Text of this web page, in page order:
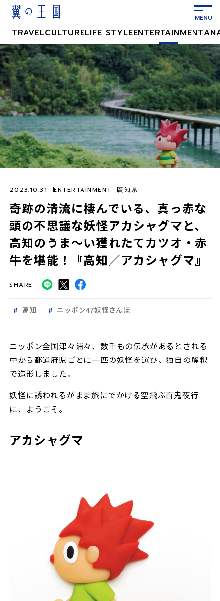
ン
テ
ン
ツ
に
ス
キ
ッ
プ
TRAVELCULTURELIFE STYLEENTERTAINMENT
奇跡の清流に棲んでいる、真っ赤な
頭の不思議な妖怪アカシャグマと、
高知のうま～い獲れたてカツオ・赤
牛を堪能！『高知／アカシャグマ』
2023.10.31 ENTERTAINMENT 高知県
SHARE
高知 ニッポン47妖怪さんぽ
ニッポン全国津々浦々、数千もの伝承があるとされる
中から都道府県ごとに一匹の妖怪を選び、独自の解釈
で造形しました。
妖怪に誘われるがまま旅にでかける空飛ぶ百鬼夜行
に、ようこそ。
アカシャグマ